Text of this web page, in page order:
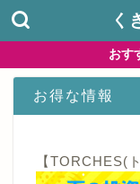
く
おす
お得な情報
【TORCHES(